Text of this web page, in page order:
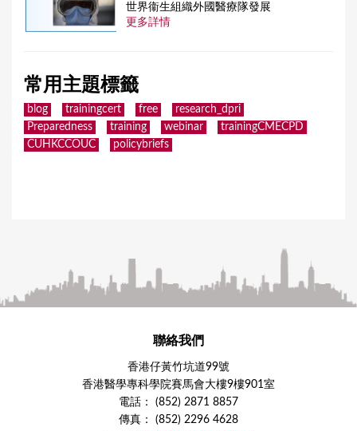
世界衞生組織外國醫療隊發展
更多詳情
常用主題標籤
blog trainingcert free
research_dpri
Preparedness
training webinar
trainingCMECPD
CUHKCCOUC
policybriefs
聯絡我們
香港仔黃竹坑道99號
香港醫學專科學院賽馬會大樓9樓901室
電話： (852) 2871 8857
傳真： (852) 2296 4628